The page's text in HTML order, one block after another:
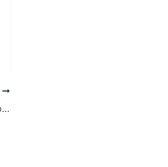
Innovaciones en alimentos y bebidas para la recuperación post-ejercicio.